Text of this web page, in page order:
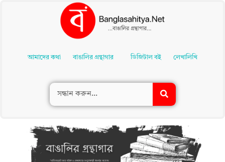
Contentআমাদের কথা বাঙালির গ্রন্থাগার ডিজিটাল বই লেখালিখি